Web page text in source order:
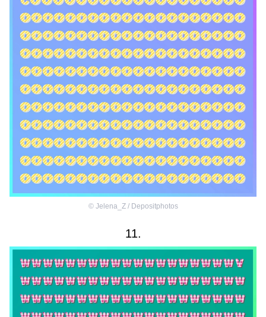
© Jelena_Z / Depositphotos
11.